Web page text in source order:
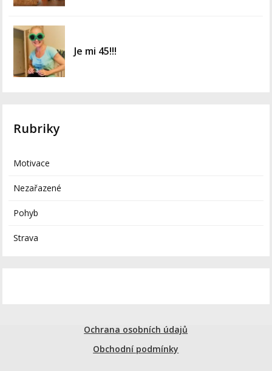
Je mi 45!!!
Rubriky
Motivace
Nezařazené
Pohyb
Strava
Ochrana osobních údajů
Obchodní podmínky